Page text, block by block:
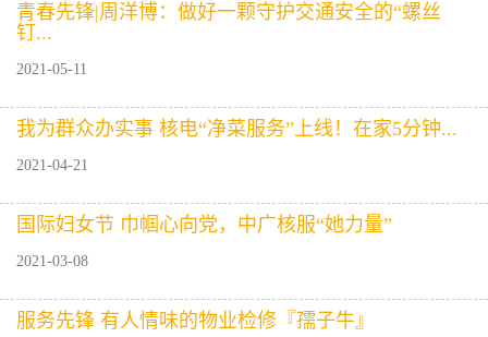
青春先锋|周洋博：做好一颗守护交通安全的“螺丝
钉...
2021-05-11
我为群众办实事 核电“净菜服务”上线！在家5分钟...
2021-04-21
国际妇女节 巾帼心向党，中广核服“她力量”
2021-03-08
服务先锋 有人情味的物业检修『孺子牛』